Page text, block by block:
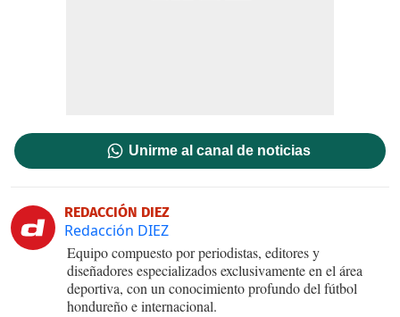
Unirme al canal de noticias
REDACCIÓN DIEZ
Redacción DIEZ
Equipo compuesto por periodistas, editores y
diseñadores especializados exclusivamente en el área
deportiva, con un conocimiento profundo del fútbol
hondureño e internacional.